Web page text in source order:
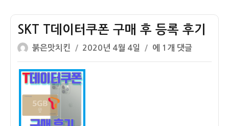
SKT T데이터쿠폰 구매 후 등록 후기
글
쓴
이
붉은맛치킨
작
성
일
자
2020년 4월 4일
SKT
T
에 1개 댓글